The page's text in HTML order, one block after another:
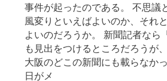
事件が起ったのである。 不思議
風変りといえばよいのか、それ
よいのだろうか。 新聞記者なら
も見出をつけるところだろうが
大阪のどこの新聞にも載らなか
日がメ